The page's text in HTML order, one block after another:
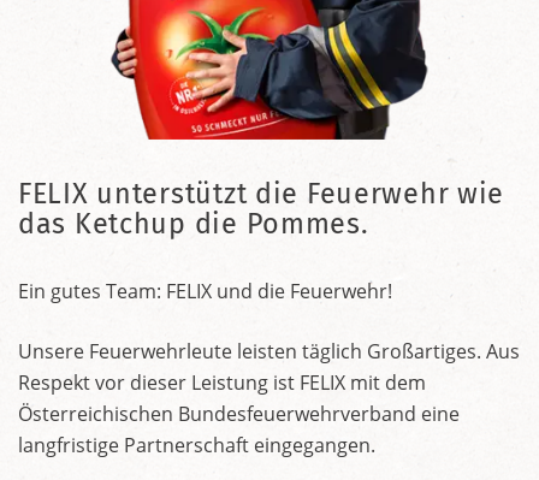
FELIX unterstützt die Feuerwehr wie
das Ketchup die Pommes.
Ein gutes Team: FELIX und die Feuerwehr!
Unsere Feuerwehrleute leisten täglich Großartiges. Aus
Respekt vor dieser Leistung ist FELIX mit dem
Österreichischen Bundesfeuerwehrverband eine
langfristige Partnerschaft eingegangen.